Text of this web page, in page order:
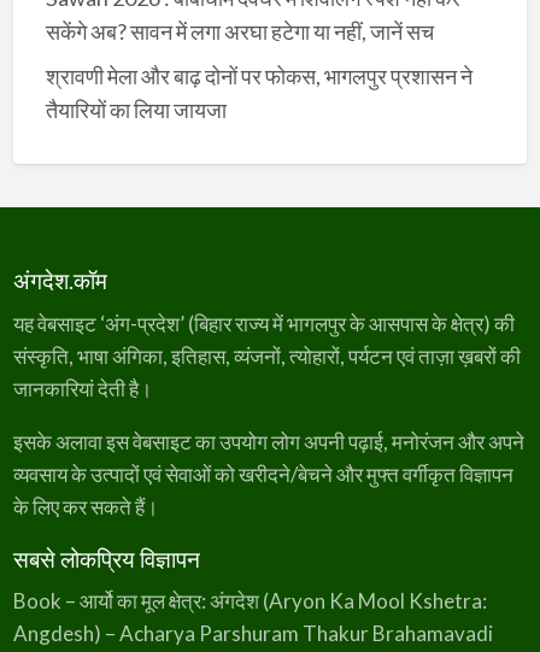
सकेंगे अब? सावन में लगा अरघा हटेगा या नहीं, जानें सच
श्रावणी मेला और बाढ़ दोनों पर फोकस, भागलपुर प्रशासन ने
तैयारियों का लिया जायजा
अंगदेश.कॉम
यह वेबसाइट ‘अंग-प्रदेश’ (बिहार राज्य में भागलपुर के आसपास के क्षेत्र) की
संस्कृति, भाषा अंगिका, इतिहास, व्यंजनों, त्योहारों, पर्यटन एवं ताज़ा ख़बरों की
जानकारियां देती है।
इसके अलावा इस वेबसाइट का उपयोग लोग अपनी पढ़ाई, मनोरंजन और अपने
व्यवसाय के उत्पादों एवं सेवाओं को खरीदने/बेचने और मुफ्त वर्गीकृत विज्ञापन
के लिए कर सकते हैं।
सबसे लोकप्रिय विज्ञापन
Book – आर्यो का मूल क्षेत्र: अंगदेश (Aryon Ka Mool Kshetra:
Angdesh) – Acharya Parshuram Thakur Brahamavadi